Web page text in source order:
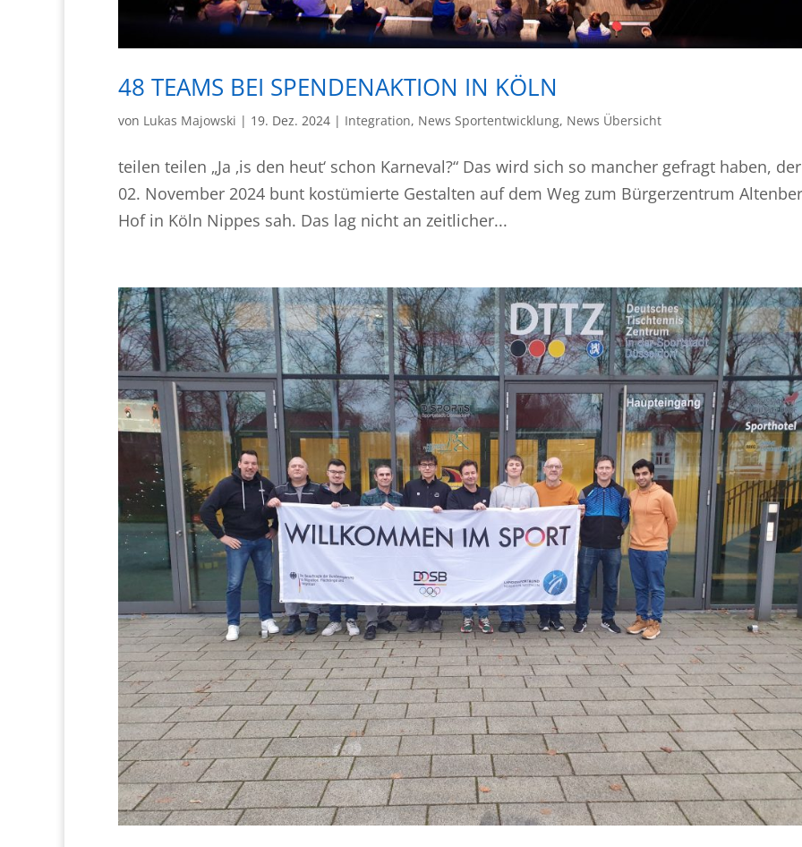
48 TEAMS BEI SPENDENAKTION IN KÖLN
von Lukas Majowski | 19. Dez. 2024 | Integration, News Sportentwicklung, News Übersicht
teilen teilen „Ja ‚is den heut‘ schon Karneval?“ Das wird sich so mancher gefragt haben,
02. November 2024 bunt kostümierte Gestalten auf dem Weg zum Bürgerzentrum
Hof in Köln Nippes sah. Das lag nicht an zeitlicher...